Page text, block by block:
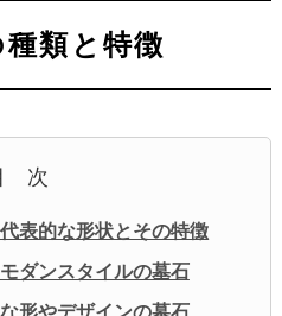
種類と特徴
次
表的な形状とその特徴
ダンスタイルの墓石
形やデザインの墓石